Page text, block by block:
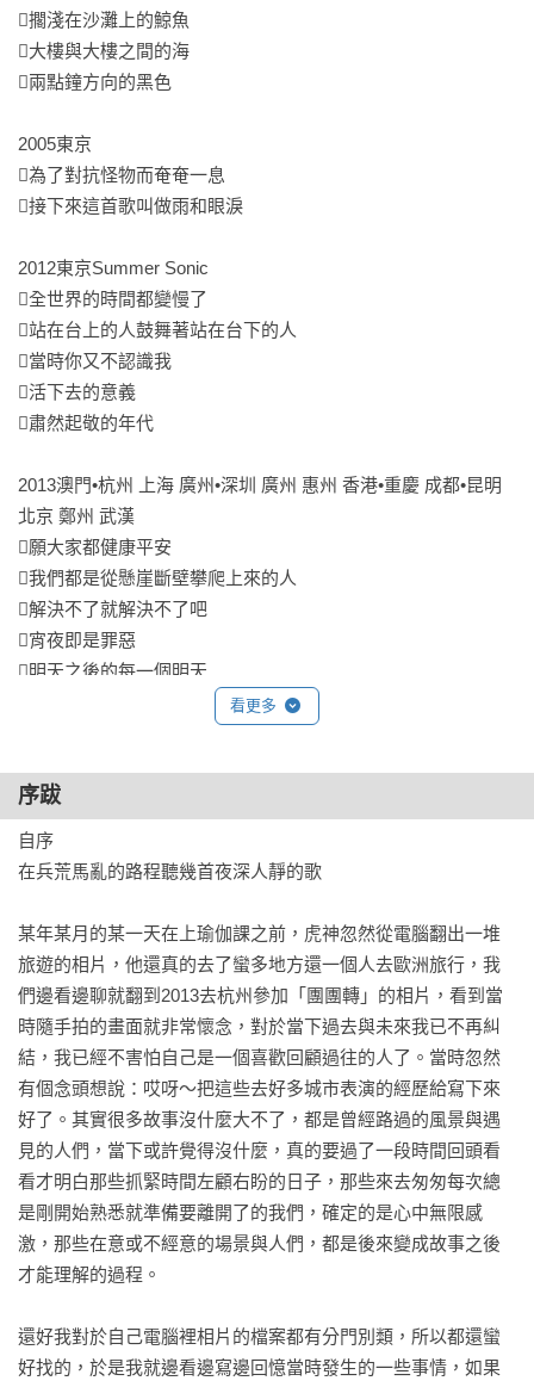
在這本書裡認識到了「有限裡的無限」這樣的奇妙的觀點，或
許在我們一生能去的地方有限，而這本書代替我們重新經歷了
這些地方的未知，在阿山的歌與文字中，我們渺小而獨特，也
原來阿山每次上台開唱之前，一定先好好刷牙。這是搖滾歌手
走江湖三十年的日常，是激情和麻木反覆交替的生活筆記，一
到海參崴，經常唱哭觀眾，偶爾唱哭自己。謝謝阿山，帶我們
看到了熱血和噪音的後台風景。――馬世芳
在行銷公司上班時，動不動就加班到半夜的我們，總會在深夜
去KTV釋放壓力，每次必唱〈雨和眼淚〉。誰會想到過了這麼
多年，竟然有辦法知道這些歌曲們走過的旅程、發生的故事，
任何場景都變成繽紛又奇幻的電影畫面，捲入像暴風雨般的閱
讀體驗。只有阿山可以召喚這場雨，讓人深陷其中、無法自
拔，就像雨和眼淚。——張瀞仁
我一直很喜歡阿山，喜歡他澄澈的眼神，喜歡他不擺架子的認
真姿態，喜歡他對什麼人都善良，就算老吃虧，都笑笑的罵一
聲，就算了。謝謝阿山，我很珍惜，有你的世界比沒你的世
界，好上許多。謝謝阿山，我很珍惜，有你觀看的世界比沒你
擱淺在沙灘上的鯨魚
大樓與大樓之間的海
兩點鐘方向的黑色
2005東京
為了對抗怪物而奄奄一息
接下來這首歌叫做雨和眼淚
2012東京Summer Sonic
全世界的時間都變慢了
站在台上的人鼓舞著站在台下的人
當時你又不認識我
活下去的意義
肅然起敬的年代
2013澳門•杭州 上海 廣州•深圳 廣州 惠州 香港•重慶 成都•昆明
北京 鄭州 武漢
願大家都健康平安
我們都是從懸崖斷壁攀爬上來的人
解決不了就解決不了吧
宵夜即是罪惡
明天之後的每一個明天
緊緊地握住不難
一點神祕感都沒有
看更多
序跋
自序
在兵荒馬亂的路程聽幾首夜深人靜的歌
某年某月的某一天在上瑜伽課之前，虎神忽然從電腦翻出一堆
旅遊的相片，他還真的去了蠻多地方還一個人去歐洲旅行，我
們邊看邊聊就翻到2013去杭州參加「團團轉」的相片，看到當
時隨手拍的畫面就非常懷念，對於當下過去與未來我已不再糾
結，我已經不害怕自己是一個喜歡回顧過往的人了。當時忽然
有個念頭想說：哎呀～把這些去好多城市表演的經歷給寫下來
好了。其實很多故事沒什麼大不了，都是曾經路過的風景與遇
見的人們，當下或許覺得沒什麼，真的要過了一段時間回頭看
看才明白那些抓緊時間左顧右盼的日子，那些來去匆匆每次總
是剛開始熟悉就準備要離開了的我們，確定的是心中無限感
激，那些在意或不經意的場景與人們，都是後來變成故事之後
才能理解的過程。
還好我對於自己電腦裡相片的檔案都有分門別類，所以都還蠻
好找的，於是我就邊看邊寫邊回憶當時發生的一些事情，如果